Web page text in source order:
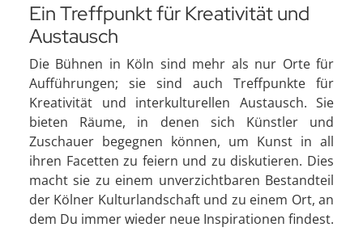
Ein Treffpunkt für Kreativität und
Austausch
Die Bühnen in Köln sind mehr als nur Orte für
Aufführungen; sie sind auch Treffpunkte für
Kreativität und interkulturellen Austausch. Sie
bieten Räume, in denen sich Künstler und
Zuschauer begegnen können, um Kunst in all
ihren Facetten zu feiern und zu diskutieren. Dies
macht sie zu einem unverzichtbaren Bestandteil
der Kölner Kulturlandschaft und zu einem Ort, an
dem Du immer wieder neue Inspirationen findest.